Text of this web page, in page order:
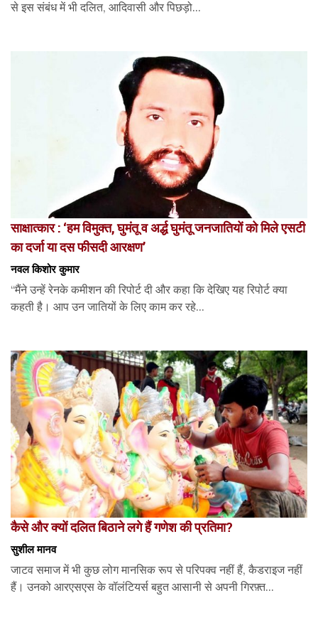
से इस संबंध में भी दलित, आदिवासी और पिछड़ो...
साक्षात्कार : ‘हम विमुक्त, घुमंतू व अर्द्ध घुमंतू जनजातियों को मिले एसटी
का दर्जा या दस फीसदी आरक्षण’
नवल किशोर कुमार
“मैंने उन्हें रेनके कमीशन की रिपोर्ट दी और कहा कि देखिए यह रिपोर्ट क्या
कहती है। आप उन जातियों के लिए काम कर रहे...
कैसे और क्यों दलित बिठाने लगे हैं गणेश की प्रतिमा?
सुशील मानव
जाटव समाज में भी कुछ लोग मानसिक रूप से परिपक्व नहीं हैं, कैडराइज नहीं
हैं। उनको आरएसएस के वॉलंटियर्स बहुत आसानी से अपनी गिरफ़्त...